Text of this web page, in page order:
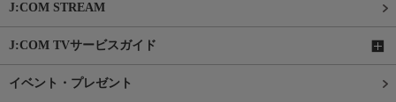
J:COM STREAM
J:COM TVサービスガイド
イベント・プレゼント